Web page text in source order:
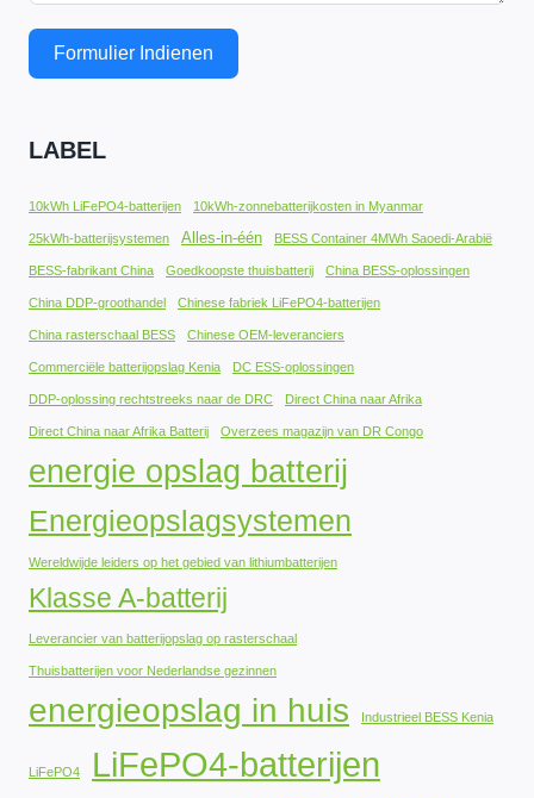
Formulier Indienen
LABEL
10kWh LiFePO4-batterijen 10kWh-zonnebatterijkosten in Myanmar
25kWh-batterijsystemen Alles-in-één BESS Container 4MWh Saoedi-Arabië
BESS-fabrikant China Goedkoopste thuisbatterij China BESS-oplossingen
China DDP-groothandel Chinese fabriek LiFePO4-batterijen
China rasterschaal BESS Chinese OEM-leveranciers
Commerciële batterijopslag Kenia DC ESS-oplossingen
DDP-oplossing rechtstreeks naar de DRC Direct China naar Afrika
Direct China naar Afrika Batterij Overzees magazijn van DR Congo
energie opslag batterij
Energieopslagsystemen
Wereldwijde leiders op het gebied van lithiumbatterijen
Klasse A-batterij
Leverancier van batterijopslag op rasterschaal
Thuisbatterijen voor Nederlandse gezinnen
energieopslag in huis Industrieel BESS Kenia
LiFePO4 LiFePO4-batterijen